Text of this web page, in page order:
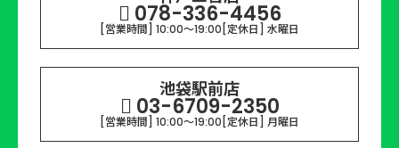
078-336-4456
[営業時間] 10:00～19:00 [定休日] 水曜日
池袋駅前店
03-6709-2350
[営業時間] 10:00～19:00 [定休日] 月曜日